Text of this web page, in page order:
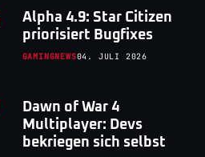
Alpha 4.9: Star Citizen
priorisiert Bugfixes
GAMINGNEWS04. JULI 2026
Dawn of War 4
Multiplayer: Devs
bekriegen sich selbst